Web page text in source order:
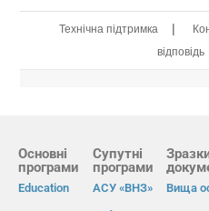
Технічна підтримка |
відповідь
Основні
програми
Education
Супутні
програми
АСУ «ВНЗ»
Вища